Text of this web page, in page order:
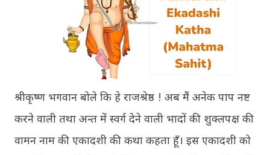
श्रीकृष्ण भगवान बोले कि हे राजश्रेष्ठ ! अब मैं अनेक पाप नष्ट
करने वाली तथा अन्त में स्वर्ग देने वाली भादों की शुक्लपक्ष की
वामन नाम की एकादशी की कथा कहता हूँ। इस एकादशी को